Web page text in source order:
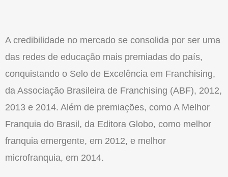
A credibilidade no mercado se consolida por ser uma
das redes de educação mais premiadas do país,
conquistando o Selo de Excelência em Franchising,
da Associação Brasileira de Franchising (ABF), 2012,
2013 e 2014. Além de premiações, como A Melhor
Franquia do Brasil, da Editora Globo, como melhor
franquia emergente, em 2012, e melhor
microfranquia, em 2014.